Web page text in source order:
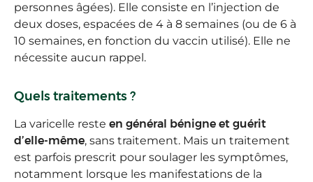
personnes âgées). Elle consiste en l’injection de
deux doses, espacées de 4 à 8 semaines (ou de 6 à
10 semaines, en fonction du vaccin utilisé). Elle ne
nécessite aucun rappel.
Quels traitements ?
La varicelle reste en général bénigne et guérit
d’elle-même, sans traitement. Mais un traitement
est parfois prescrit pour soulager les symptômes,
notamment lorsque les manifestations de la